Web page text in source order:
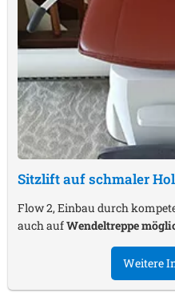
Sitzlift auf schmaler
Flow 2, Einbau durch
auch aufWendeltreppe
Weitere